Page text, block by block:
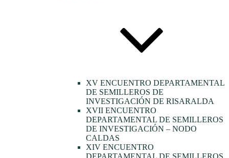
XV ENCUENTRO DEPARTAMENTAL
DE SEMILLEROS DE
INVESTIGACIÓN DE RISARALDA
XVII ENCUENTRO
DEPARTAMENTAL DE SEMILLEROS
DE INVESTIGACIÓN – NODO
CALDAS
XIV ENCUENTRO
DEPARTAMENTAL DE SEMILLEROS